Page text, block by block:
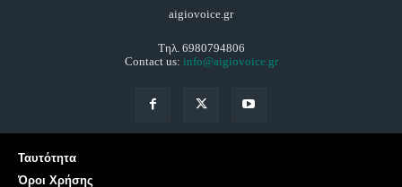
aigiovoice.gr
Τηλ. 6980794806
Contact us: info@aigiovoice.gr
Ταυτότητα
Όροι Χρήσης